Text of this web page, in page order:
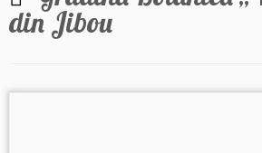
din Jibou